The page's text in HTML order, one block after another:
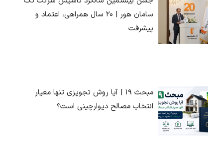
سامان هور | ۲۰ سال همراهی، اعتماد و
پیشرفت
مبحث ۱۹ | آیا روش تجویزی تنها معیار
انتخاب مصالح دیوارچینی است؟